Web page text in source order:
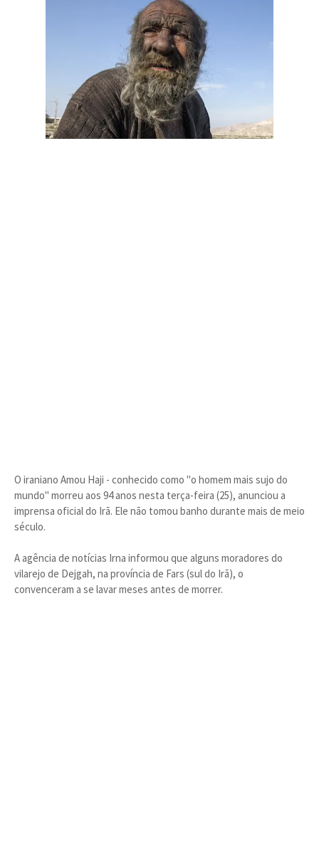
O iraniano Amou Haji - conhecido como "o homem mais sujo do
mundo" morreu aos 94 anos nesta terça-feira (25), anunciou a
imprensa oficial do Irã. Ele não tomou banho durante mais de meio
século.
A agência de notícias Irna informou que alguns moradores do
vilarejo de Dejgah, na província de Fars (sul do Irã), o
convenceram a se lavar meses antes de morrer.